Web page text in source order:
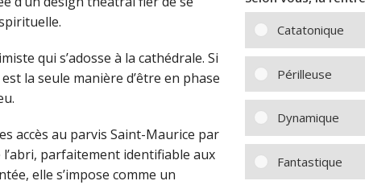
qui s’adosse à la cathédrale. Si
la seule manière d’être en phase
accès au parvis Saint-Maurice par
parfaitement identifiable aux
elle s’impose comme un
Catatonique
Périlleuse
Dynamique
Fantastique